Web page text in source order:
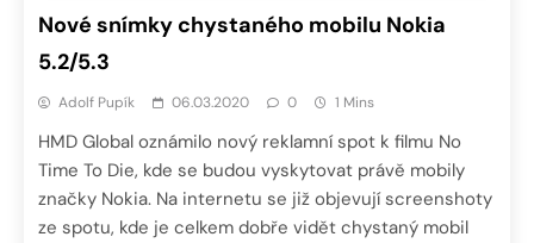
Nové snímky chystaného mobilu Nokia
5.2/5.3
Adolf Pupík 06.03.2020 0 1 Mins
HMD Global oznámilo nový reklamní spot k filmu No
Time To Die, kde se budou vyskytovat právě mobily
značky Nokia. Na internetu se již objevují screenshoty
ze spotu, kde je celkem dobře vidět chystaný mobil